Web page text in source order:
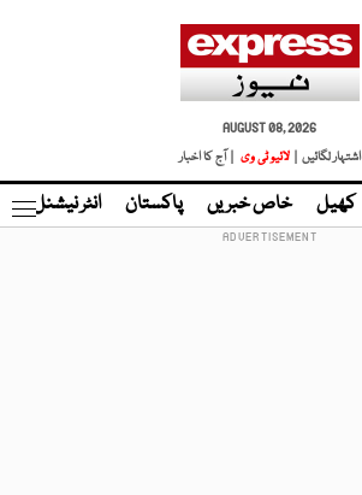
AUGUST 08, 2026
اشتہار لگائیں |
لائیو ٹی وی | آج کا اخبار
کھیل خاص خبریں پاکستان انٹر نیشنل